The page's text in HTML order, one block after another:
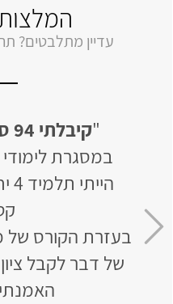
עדיין מתלבטים?
"קיבלתי 94 סופי ב- 5 יחידות!
במסגרת
בעזרת הקורס של
של דבר לקבל
למידה קיבלתי 93